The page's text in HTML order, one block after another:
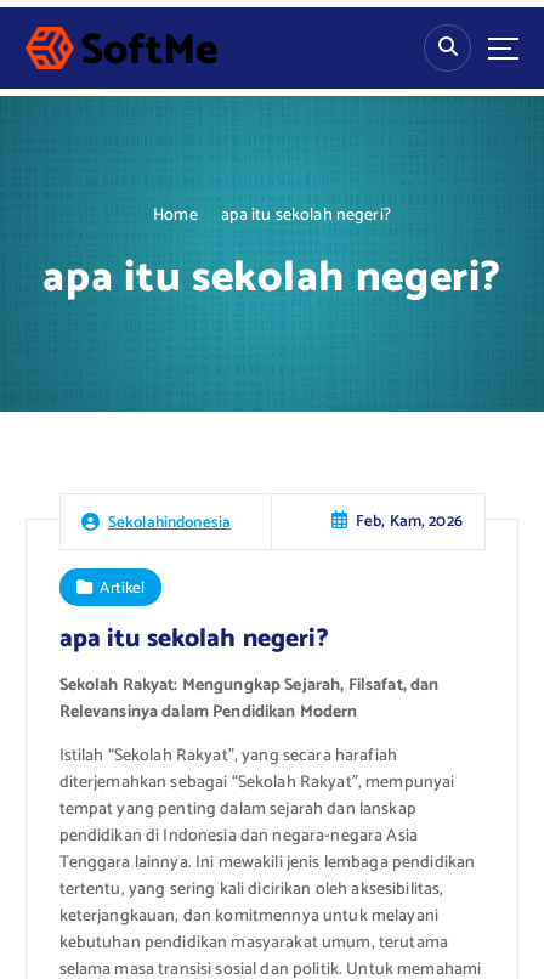
S
p
Home apa itu sekolah negeri?
apa itu sekolah negeri?
Sekolahindonesia Feb, Kam, 2026
Artikel
apa itu sekolah negeri?
Sekolah Rakyat: Mengungkap Sejarah, Filsafat, dan
Relevansinya dalam Pendidikan Modern
Istilah “Sekolah Rakyat”, yang secara harafiah
diterjemahkan sebagai “Sekolah Rakyat”, mempunyai
tempat yang penting dalam sejarah dan lanskap
pendidikan di Indonesia dan negara-negara Asia
Tenggara lainnya. Ini mewakili jenis lembaga pendidikan
tertentu, yang sering kali dicirikan oleh aksesibilitas,
keterjangkauan, dan komitmennya untuk melayani
kebutuhan pendidikan masyarakat umum, terutama
selama masa transisi sosial dan politik. Untuk memahami